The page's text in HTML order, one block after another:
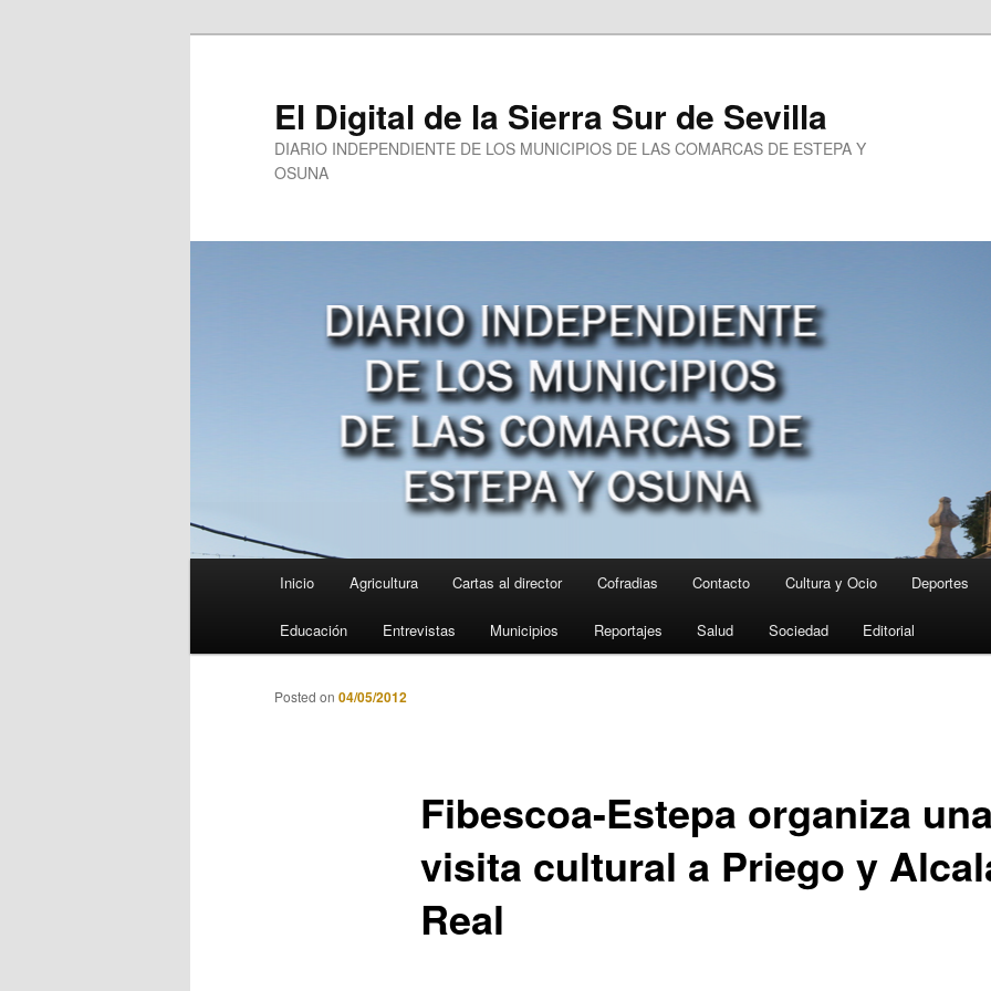
El Digital de la Sierra Sur de Sevilla
DIARIO INDEPENDIENTE DE LOS MUNICIPIOS DE LAS COMARCAS DE ESTEPA Y
OSUNA
Inicio Agricultura Cartas al director Cofradias Contacto Cultura y Ocio Deportes
Educación Entrevistas Municipios Reportajes Salud Sociedad Editorial
Fibescoa-Estepa organiza una
visita cultural a Priego y
Real
Posted on 04/05/2012